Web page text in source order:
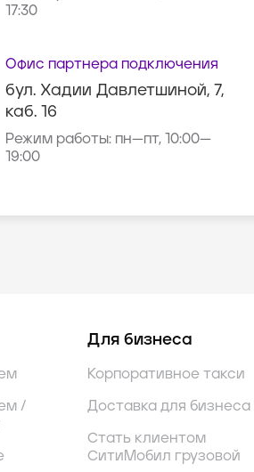
17:30
Офис партнера подключения
бул. Хадии Давлетшиной, 7,
каб. 16
Режим работы: пн—пт, 10:00—
19:00
/
Для бизнеса
Корпоративное такси
Доставка для бизнеса
Стать клиентом
СитиМобил грузовой